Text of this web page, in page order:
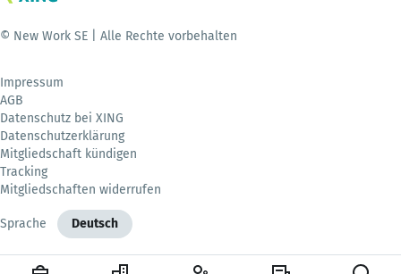
© New Work SE | Alle Rechte vorbehalten
Impressum
AGB
Datenschutz bei XING
Datenschutzerklärung
Mitgliedschaft kündigen
Tracking
Mitgliedschaften widerrufen
Sprache Deutsch